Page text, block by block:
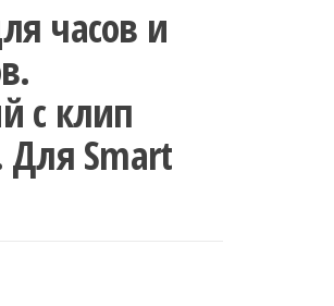
часов и
с клип
Для Smart